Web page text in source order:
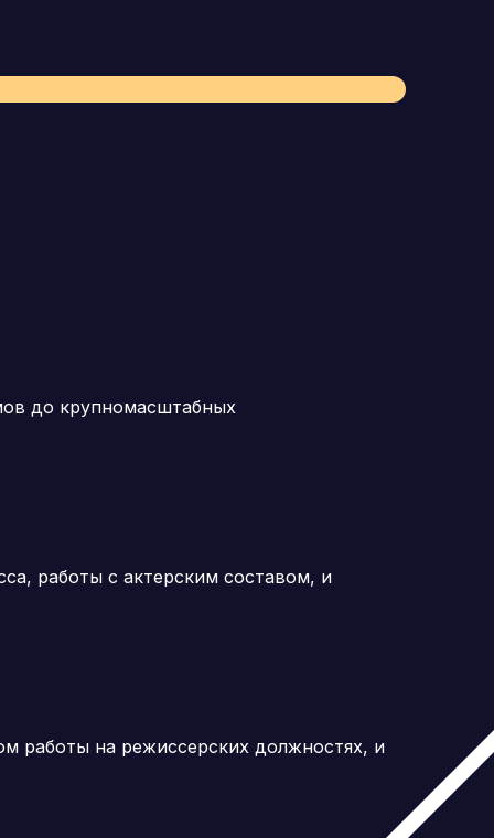
до крупномасштабных
работы с актерским составом, и
работы на режиссерских должностях, и